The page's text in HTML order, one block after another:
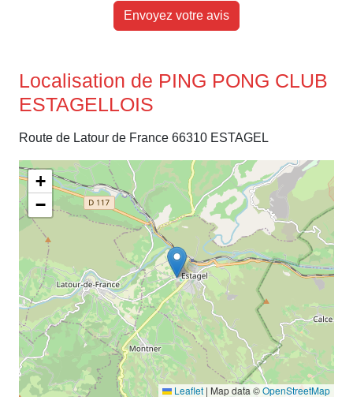
Envoyez votre avis
Localisation de PING PONG CLUB
ESTAGELLOIS
Route de Latour de France 66310 ESTAGEL
+
−
Leaflet | Map data ©OpenStreetMap